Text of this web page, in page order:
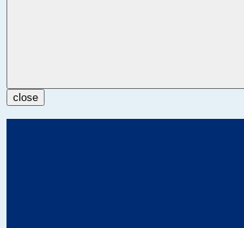
close